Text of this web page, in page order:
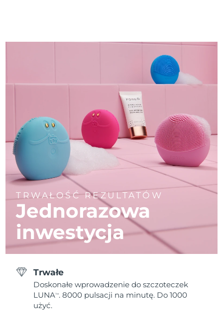
TRWAŁOŚĆ REZULTATÓW
Jednorazowa
inwestycja
Trwałe
Doskonałe wprowadzenie do szczoteczek
LUNATM . 8000 pulsacji na minutę. Do 1000
użyć.